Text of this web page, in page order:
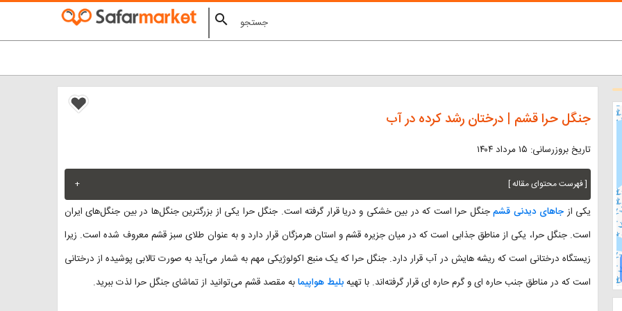
search
جنگل حرا قشم | درختان رشد کرده در آب
تاریخ بروزرسانی: ۱۵ مرداد ۱۴۰۴
[ فهرست محتوای مقاله ] +
یکی از جاهای دیدنی قشمجنگل حرا است که در بین خشکی و دریا قرار گرفته است. جنگل حرا یکی از بزرگترین جنگل‌ها در بین جنگل‌های ایران
است. جنگل حرا، یکی از مناطق جذابی است که در میان جزیره قشم و استان هرمزگان قرار دارد و به عنوان طلای سبز قشم معروف شده است. زیرا
زیستگاه درختانی است که ریشه هایش در آب قرار دارد. جنگل حرا که یک منبع اکولوژیکی مهم به شمار می‌آید به صورت تالابی پوشیده از درختانی
است که در مناطق جنب حاره ای و گرم حاره ای قرار گرفته‌اند. با تهیهبلیط هواپیمابه مقصد قشم می‌توانید از تماشای جنگل حرا لذت ببرید.